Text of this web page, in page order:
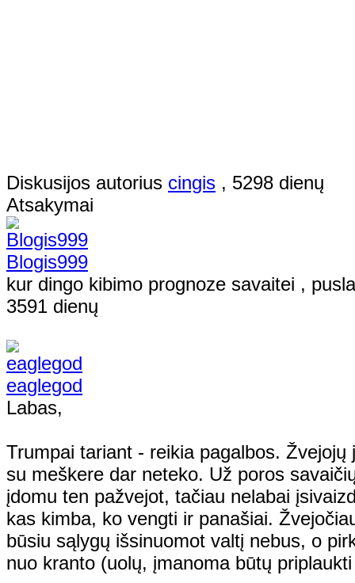
Diskusijos autorius cingis , 5298 dienų
Atsakymai
Blogis999
kur dingo kibimo prognoze savaitei ,
3591 dienų
eaglegod
Labas,
Trumpai tariant - reikia pagalbos.
su meškere dar neteko. Už poros
įdomu ten pažvejot, tačiau nelabai
kas kimba, ko vengti ir panašiai.
būsiu sąlygų išsinuomot valtį nebus, o
nuo kranto (uolų, įmanoma būtų